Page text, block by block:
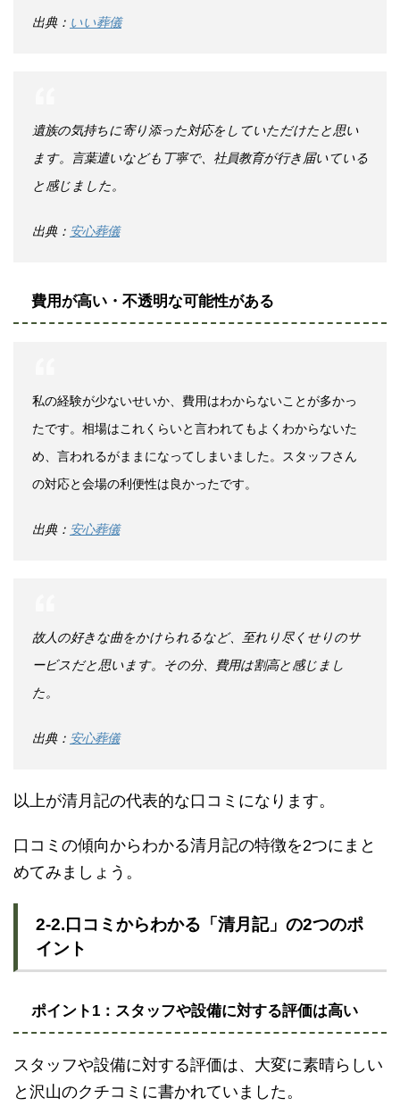
出典： いい葬儀
遺族の気持ちに寄り添った対応をしていただけたと思い
ます。言葉遣いなども丁寧で、社員教育が行き届いている
と感じました。
出典： 安心葬儀
費用が高い・不透明な可能性がある
私の経験が少ないせいか、費用はわからないことが多かっ
たです。相場はこれくらいと言われてもよくわからないた
め、言われるがままになってしまいました。スタッフさん
の対応と会場の利便性は良かったです。
出典： 安心葬儀
故人の好きな曲をかけられるなど、至れり尽くせりのサ
ービスだと思います。その分、費用は割高と感じまし
た。
出典： 安心葬儀
以上が清月記の代表的な口コミになります。
口コミの傾向からわかる清月記の特徴を2つにまと
めてみましょう。
2-2.口コミからわかる「清月記」の2つのポ
イント
ポイント1：スタッフや設備に対する評価は高い
スタッフや設備に対する評価は、大変に素晴らしい
と沢山のクチコミに書かれていました。